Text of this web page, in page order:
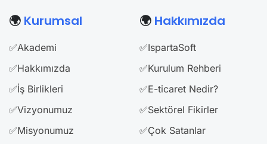
🌍 Kurumsal
✅Akademi
✅Hakkımızda
✅İş Birlikleri
✅Vizyonumuz
✅Misyonumuz
🌍 Hakkımızda
✅IspartaSoft
✅Kurulum Rehberi
✅E-ticaret Nedir?
✅Sektörel Fikirler
✅Çok Satanlar